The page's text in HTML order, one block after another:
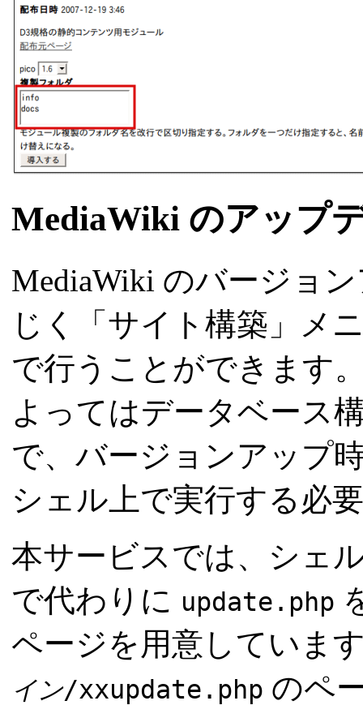
MediaWiki のアップ
MediaWiki のバージョ
じく「サイト構築」メ
で行うことができます
よってはデータベース
で、バージョンアップ
シェル上で実行する必
本サービスでは、シェ
で代わりに update.php
ページを用意していま
イン/xxupdate.php のペ